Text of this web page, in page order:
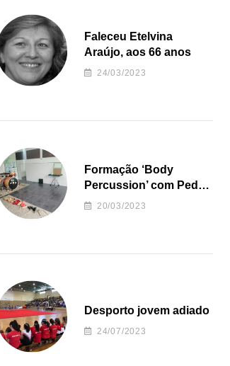
Faleceu Etelvina
Araújo, aos 66 anos
24/03/2023
Formação ‘Body
Percussion’ com Pedro
Almeida
20/03/2023
Desporto jovem adiado
24/07/2023